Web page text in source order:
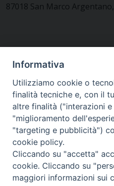
87018 San Marco
MODULISTICA
WEBMAIL
RENDICONTO 8X1000
Informativa
Utilizziamo cookie o
finalità tecniche e, con il
altre finalità ("interazioni
"miglioramento
"targeting e pubblicità")
cookie policy.
Cliccando su "accetta"
cookie. Cliccando su
maggiori informazioni sui